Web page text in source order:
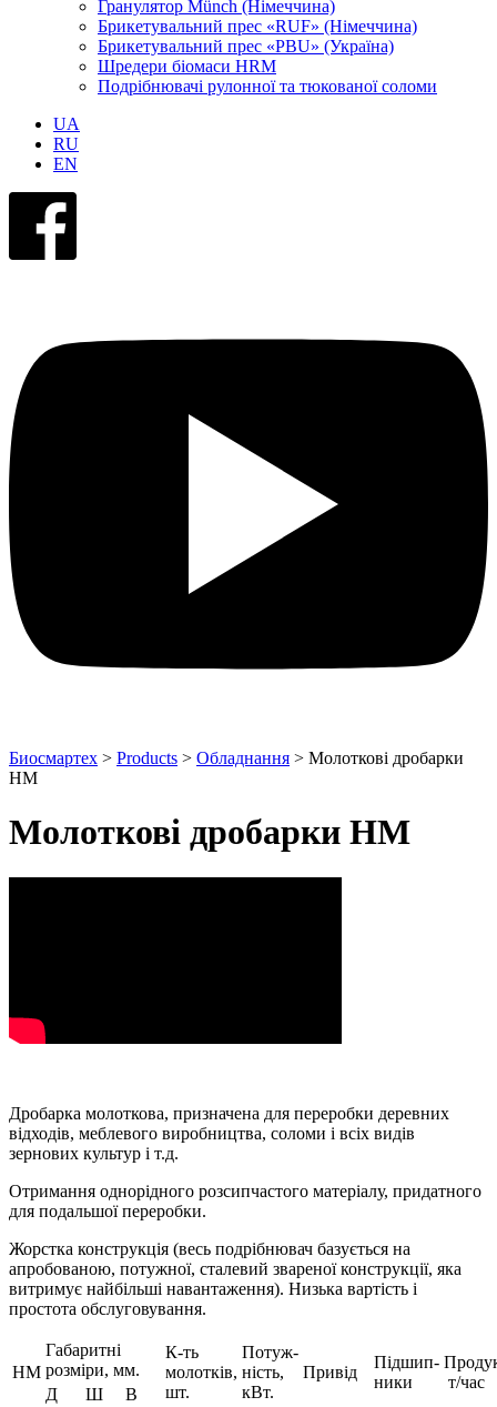
Гранулятор Münch (Німеччина)
Брикетувальний прес «RUF» (Німеччина)
Брикетувальний прес «PBU» (Україна)
Шредери біомаси HRM
Подрібнювачі рулонної та тюкованої соломи
UA
RU
EN
Биосмартех > Products > Обладнання > Молоткові дробарки
HM
Молоткові дробарки HM
Дробарка молоткова, призначена для переробки деревних
відходів, меблевого виробництва, соломи і всіх видів
зернових культур і т.д.
Отримання однорідного розсипчастого матеріалу, придатного
для подальшої переробки.
Жорстка конструкція (весь подрібнювач базується на
апробованою, потужної, сталевий звареної конструкції, яка
витримує найбільші навантаження). Низька вартість і
простота обслуговування.
HM
Габаритні
розміри, мм.
К-ть
молотків,
шт.
Потуж-
ність,
кВт.
Привід
Підшип-
ники
т/час
Д Ш В